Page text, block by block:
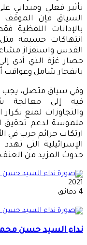
تأثير فعلي وميداني
السياق فإن الموقف
بالإدانات اللفظية
انتهاكات جسيمة
القدس واستفزاز
حصار غزة الذي أدى
بانفجار شامل
وفي سياق متصل، يجب
فيه إلى معالجة
والتجاوزات لمنع
ملموسة لدعم تحقيق
ارتكاب جرائم حرب في
الإسرائيلية التي
حدوث المزيد من
2021
4 دقائق
نداء السيد حسن